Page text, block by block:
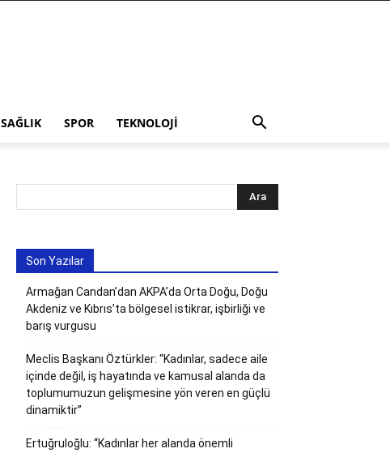
SAĞLIK SPOR TEKNOLOJI
Son Yazılar
Armağan Candan’dan AKPA’da Orta Doğu, Doğu
Akdeniz ve Kıbrıs’ta bölgesel istikrar, işbirliği ve
barış vurgusu
Meclis Başkanı Öztürkler: “Kadınlar, sadece aile
içinde değil, iş hayatında ve kamusal alanda da
toplumumuzun gelişmesine yön veren en güçlü
dinamiktir”
Ertuğruloğlu: “Kadınlar her alanda önemli